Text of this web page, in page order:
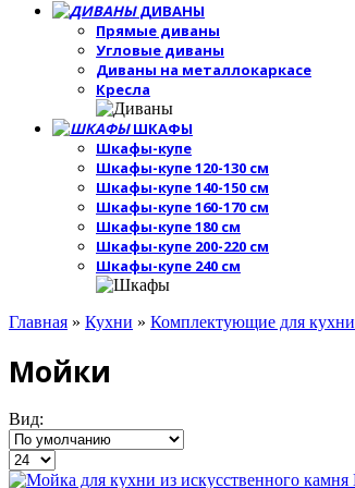
ДИВАНЫ
Прямые диваны
Угловые диваны
Диваны на металлокаркасе
Кресла
ШКАФЫ
Шкафы-купе
Шкафы-купе 120-130 см
Шкафы-купе 140-150 см
Шкафы-купе 160-170 см
Шкафы-купе 180 см
Шкафы-купе 200-220 см
Шкафы-купе 240 см
Главная » Кухни » Комплектующие для кухни
Мойки
Вид: